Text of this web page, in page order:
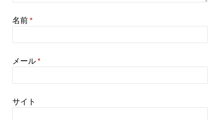
名前*
メール*
サイト